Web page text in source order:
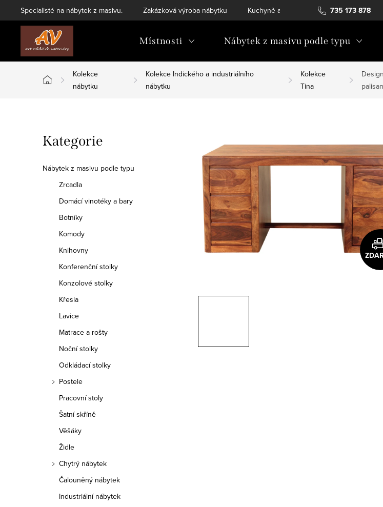
na
735 173 878
Specialisté na nábytek z masivu. Zakázková výroba nábytku Kuchyně a vestavný nábytek
Místnosti Nábytek z masivu podle typu
Domů
Kolekce
nábytku
Kolekce Indického a industriálního
nábytku
Kolekce
Tina
o
s
Přeskočit
kategorie
Kategorie
Nábytek z masivu podle typu
Zrcadla
Domácí vinotéky a bary
Botníky
Komody
Knihovny
Konferenční stolky
Konzolové stolky
Křesla
Lavice
Matrace a rošty
Noční stolky
Odkládací stolky
Postele
Pracovní stoly
Šatní skříně
Věšáky
Židle
Chytrý nábytek
Čalouněný nábytek
Industriální nábytek